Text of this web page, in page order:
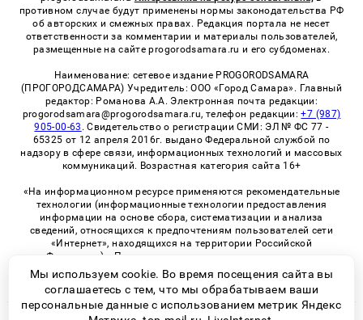
противном случае будут применены нормы законодательства РФ
об авторских и смежных правах. Редакция портала не несет
ответственности за комментарии и материалы пользователей,
размещенные на сайте progorodsamara.ru и его субдоменах.
Наименование: сетевое издание PROGORODSAMARA
(ПРОГОРОДСАМАРА) Учредитель: ООО «Город Самара». Главный
редактор: Романова А.А. Электронная почта редакции:
progorodsamara@progorodsamara.ru, телефон редакции:+7 (987)
905-00-63 . Свидетельство о регистрации СМИ: ЭЛ № ФС 77 -
65325 от 12 апреля 2016г. выдано Федеральной службой по
надзору в сфере связи, информационных технологий и массовых
коммуникаций. Возрастная категория сайта 16+
«На информационном ресурсе применяются рекомендательные
технологии (информационные технологии предоставления
информации на основе сбора, систематизации и анализа
сведений, относящихся к предпочтениям пользователей сети
«Интернет», находящихся на территории Российской
Федерации)». Правила применения рекомендательных
технологий в виджетах рекламно-обменной сети
«СМИ2» (PDF)
Мы используем cookie. Во время посещения сайта вы
соглашаетесь с тем, что мы обрабатываем ваши
персональные данные с использованием метрик Яндекс